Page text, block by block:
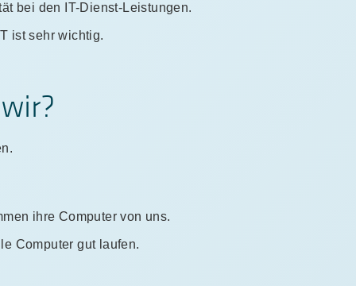
bei den IT-Dienst-Leistungen.
ist sehr wichtig.
ihre Computer von uns.
Computer gut laufen.